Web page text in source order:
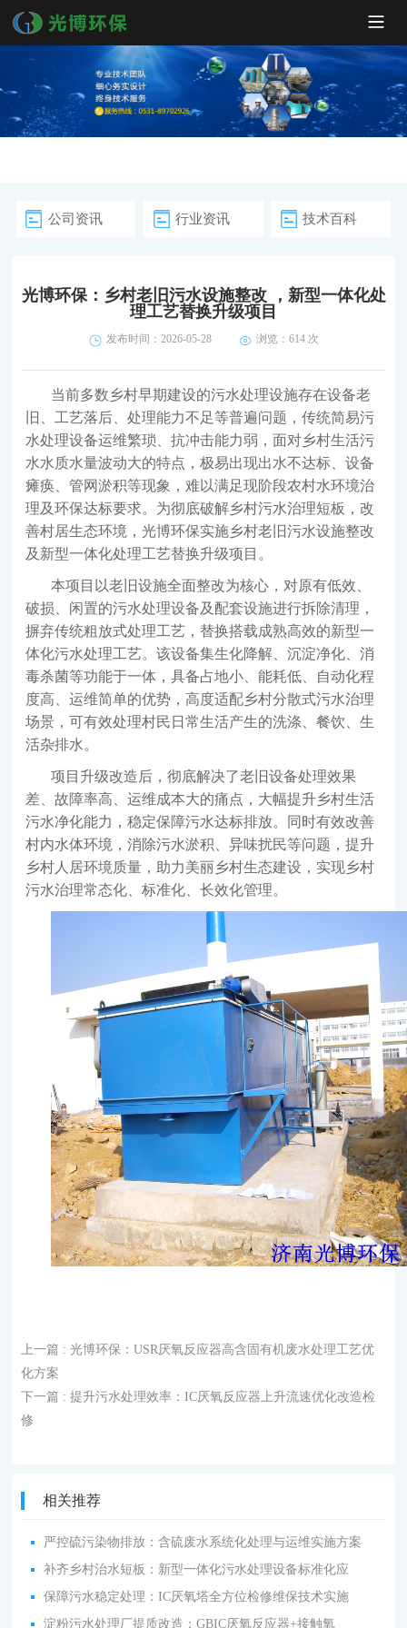
公司资讯 行业资讯 技术百科
光博环保：乡村老旧污水设施整改 ，新型一体化处
理工艺替换升级项目
发布时间：2026-05-28 浏览： 614 次
当前多数乡村早期建设的污水处理设施存在设备老
旧、工艺落后、处理能力不足等普遍问题，传统简易污
水处理设备运维繁琐、抗冲击能力弱，面对乡村生活污
水水质水量波动大的特点，极易出现出水不达标、设备
瘫痪、管网淤积等现象，难以满足现阶段农村水环境治
理及环保达标要求。为彻底破解乡村污水治理短板，改
善村居生态环境，光博环保实施乡村老旧污水设施整改
及新型一体化处理工艺替换升级项目。
本项目以老旧设施全面整改为核心，对原有低效、
破损、闲置的污水处理设备及配套设施进行拆除清理，
摒弃传统粗放式处理工艺，替换搭载成熟高效的新型一
体化污水处理工艺。该设备集生化降解、沉淀净化、消
毒杀菌等功能于一体，具备占地小、能耗低、自动化程
度高、运维简单的优势，高度适配乡村分散式污水治理
场景，可有效处理村民日常生活产生的洗涤、餐饮、生
活杂排水。
项目升级改造后，彻底解决了老旧设备处理效果
差、故障率高、运维成本大的痛点，大幅提升乡村生活
污水净化能力，稳定保障污水达标排放。同时有效改善
村内水体环境，消除污水淤积、异味扰民等问题，提升
乡村人居环境质量，助力美丽乡村生态建设，实现乡村
污水治理常态化、标准化、长效化管理。
上一篇 : 光博环保：USR厌氧反应器高含固有机废水处理工艺优
化方案
下一篇 : 提升污水处理效率：IC厌氧反应器上升流速优化改造检
修
相关推荐
严控硫污染物排放：含硫废水系统化处理与运维实施方案
补齐乡村治水短板：新型一体化污水处理设备标准化应
保障污水稳定处理：IC厌氧塔全方位检修维保技术实施
淀粉污水处理厂提质改造：GBIC厌氧反应器+接触氧